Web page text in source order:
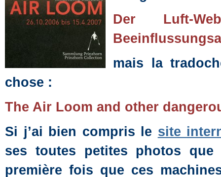
Der Luft-
mais la
chose :
The Air Loom and other
Si j’ai bien compris le site
ses toutes petites photos que
première fois que ces